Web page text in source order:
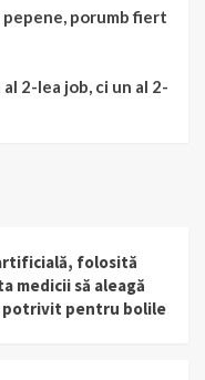
porumb fiert
2-lea job, ci un al 2-
folosită
medicii să aleagă
pentru bolile